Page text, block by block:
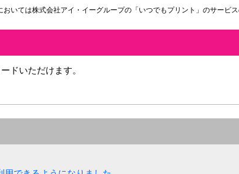
いては株式会社アイ・イーグループの「いつでもプリント」のサービス
ドいただけます。